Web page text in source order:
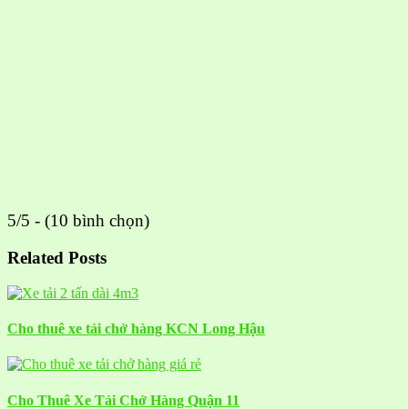
5/5 - (10 bình chọn)
Related Posts
Cho thuê xe tải chở hàng KCN Long Hậu
Cho Thuê Xe Tải Chở Hàng Quận 11